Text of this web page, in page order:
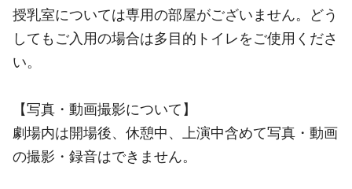
授乳室については専用の部屋がございません。どう
してもご入用の場合は多目的トイレをご使用くださ
い。
【写真・動画撮影について】
劇場内は開場後、休憩中、上演中含めて写真・動画
の撮影・録音はできません。